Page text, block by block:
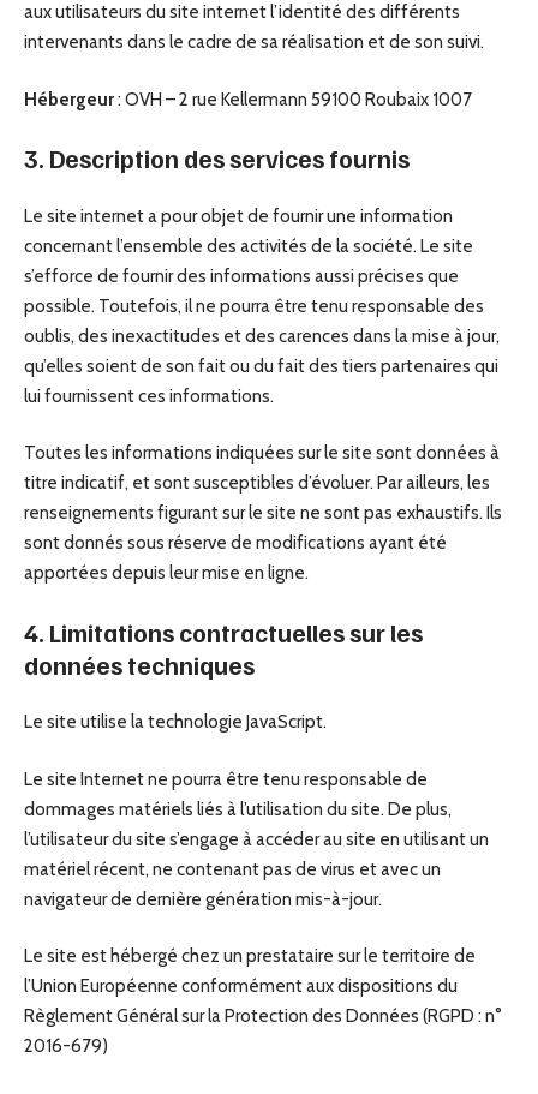
aux utilisateurs du site internet l’identité des différents
intervenants dans le cadre de sa réalisation et de son suivi.
Hébergeur: OVH – 2 rue Kellermann 59100 Roubaix 1007
3. Description des services fournis
Le site internet a pour objet de fournir une information
concernant l’ensemble des activités de la société. Le site
s’efforce de fournir des informations aussi précises que
possible. Toutefois, il ne pourra être tenu responsable des
oublis, des inexactitudes et des carences dans la mise à jour,
qu’elles soient de son fait ou du fait des tiers partenaires qui
lui fournissent ces informations.
Toutes les informations indiquées sur le site sont données à
titre indicatif, et sont susceptibles d’évoluer. Par ailleurs, les
renseignements figurant sur le site ne sont pas exhaustifs. Ils
sont donnés sous réserve de modifications ayant été
apportées depuis leur mise en ligne.
4. Limitations contractuelles sur les
données techniques
Le site utilise la technologie JavaScript.
Le site Internet ne pourra être tenu responsable de
dommages matériels liés à l’utilisation du site. De plus,
l’utilisateur du site s’engage à accéder au site en utilisant un
matériel récent, ne contenant pas de virus et avec un
navigateur de dernière génération mis-à-jour.
Le site est hébergé chez un prestataire sur le territoire de
l’Union Européenne conformément aux dispositions du
Règlement Général sur la Protection des Données (RGPD : n°
2016-679)